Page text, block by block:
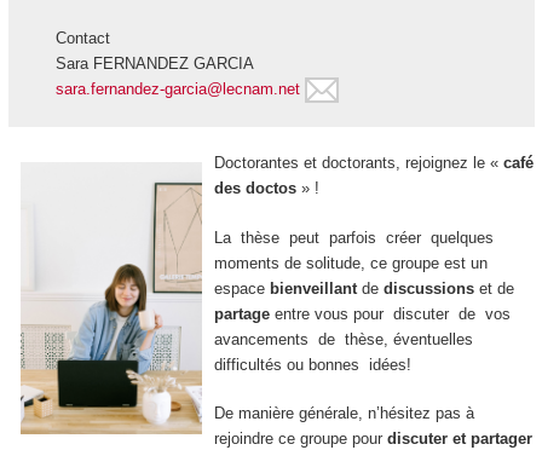
Contact
Sara FERNANDEZ GARCIA
sara.fernandez-garcia@lecnam.net
Doctorantes et doctorants, rejoignez le « café
des doctos» !
La thèse peut parfois créer quelques
moments de solitude, ce groupe est un
espace bienveillant de discussions et de
partage entre vous pour discuter de vos
avancements de thèse, éventuelles
difficultés ou bonnes idées!
De manière générale, n’hésitez pas à
rejoindre ce groupe pourdiscuter et partager